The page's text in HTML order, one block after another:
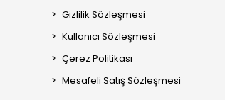
Gizlilik Sözleşmesi
Kullanıcı Sözleşmesi
Çerez Politikası
Mesafeli Satış Sözleşmesi